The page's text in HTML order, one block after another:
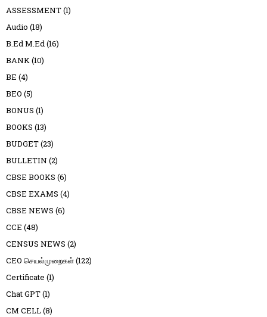
ASSESSMENT(1)
Audio (18)
B.Ed M.Ed(16)
BANK(10)
BE (4)
BEO (5)
BONUS (1)
BOOKS (13)
BUDGET(23)
BULLETIN (2)
CBSE BOOKS (6)
CBSE EXAMS (4)
CBSE NEWS (6)
CCE (48)
CENSUS NEWS (2)
CEO செயல்முறைகள்(122)
Certificate (1)
Chat GPT(1)
CM CELL(8)